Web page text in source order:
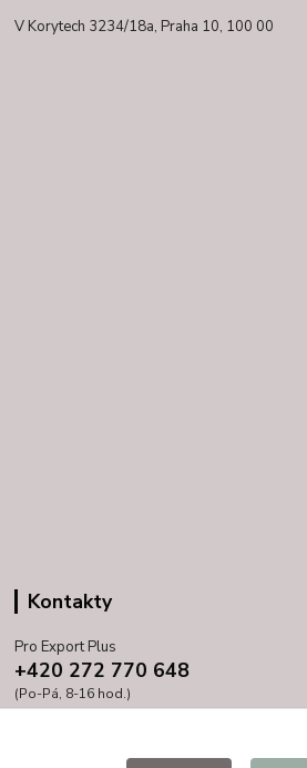
V Korytech 3234/18a, Praha 10, 100 00
Kontakty
Pro Export Plus
+420 272 770 648
(Po-Pá, 8-16 hod.)